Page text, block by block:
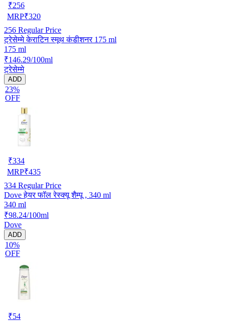
₹256
MRP₹320
256 Regular Price
ट्रेसेम्मे केराटिन स्मूथ कंडीशनर 175 ml
175 ml
₹146.29/100ml
ट्रेसेम्मे
ADD
23%
OFF
₹334
MRP₹435
334 Regular Price
Dove हेयर फॉल रेस्क्यू शैम्पू , 340 ml
340 ml
₹98.24/100ml
Dove
ADD
10%
OFF
₹54